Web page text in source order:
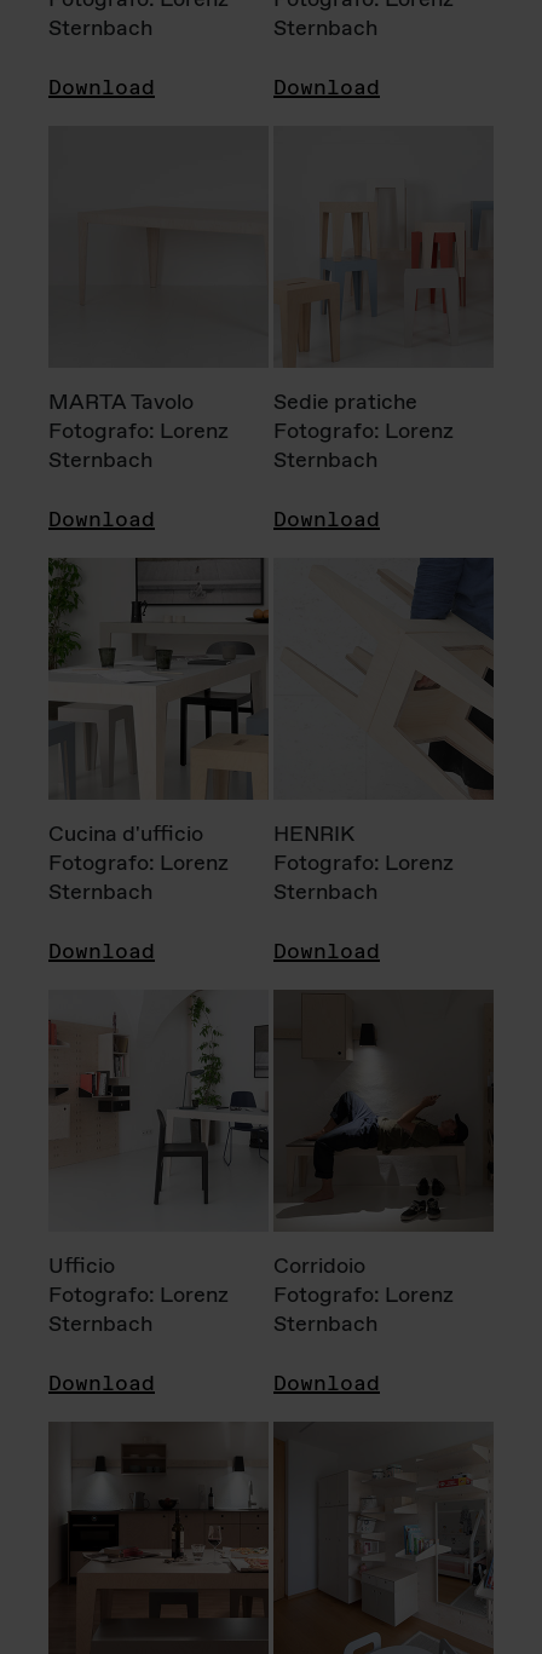
Sternbach
Download
Sternbach
Download
MARTA Tavolo
Fotografo: Lorenz
Sternbach
Download
Sedie pratiche
Fotografo: Lorenz
Sternbach
Download
Cucina d'ufficio
Fotografo: Lorenz
Sternbach
Download
HENRIK
Fotografo: Lorenz
Sternbach
Download
Ufficio
Fotografo: Lorenz
Sternbach
Download
Corridoio
Fotografo: Lorenz
Sternbach
Download